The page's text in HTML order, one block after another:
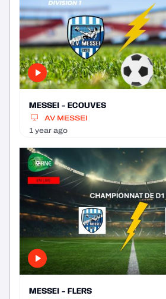
MESSEI - ECOUVES
AV MESSEI
1 year ago
MESSEI - FLERS